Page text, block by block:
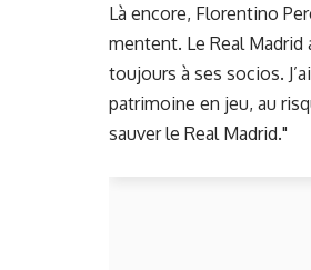
Là encore, Florentino
mentent. Le Real Madrid
toujours à ses socios.
patrimoine en jeu, au
sauver le Real Madrid."